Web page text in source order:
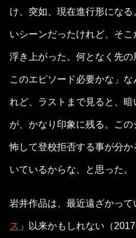
け、突如、現在進行形にな
いシーンだったけれど、そ
浮き上がった。何となく先の
このエピソード必要かな」
れど、ラストまで見ると、
が、かなり印象に残る。こ
怖して登校拒否する事が分
いているからな、と思った。
岩井作品は、最近遠ざかって
ス 」以来かもしれない（